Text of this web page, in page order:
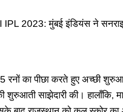
2023: मुंबई इंडियंस ने
रनों का पीछा करते हुए अच्छी
साझेदारी की। हालाँकि,